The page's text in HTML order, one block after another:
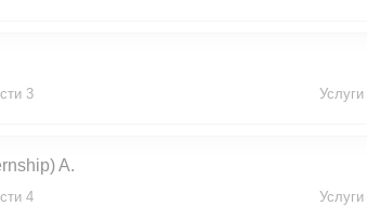
3 Услуги
A
4 Услуги